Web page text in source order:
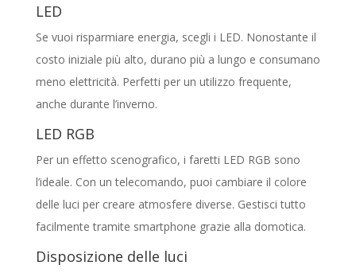
LED
Se vuoi risparmiare energia, scegli i LED. Nonostante il
costo iniziale più alto, durano più a lungo e consumano
meno elettricità. Perfetti per un utilizzo frequente,
anche durante l’inverno.
LED RGB
Per un effetto scenografico, i faretti LED RGB sono
l’ideale. Con un telecomando, puoi cambiare il colore
delle luci per creare atmosfere diverse. Gestisci tutto
facilmente tramite smartphone grazie alla domotica.
Disposizione delle luci